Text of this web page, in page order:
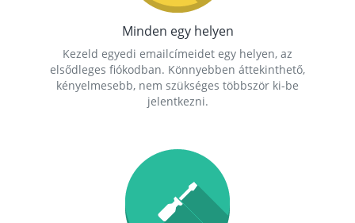
Minden egy helyen
Kezeld egyedi emailcímeidet egy helyen, az
elsődleges fiókodban. Könnyebben áttekinthető,
kényelmesebb, nem szükséges többször ki-be
jelentkezni.